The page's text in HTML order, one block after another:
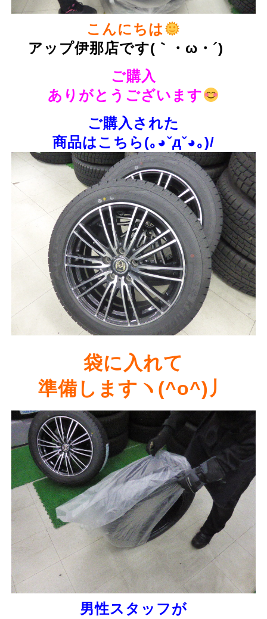
こんにちは
アップ伊那店です(｀・ω・´)ゞ
ご購入
ありがとうございます
ご購入された
商品はこちら(｡◕ˇдˇ​◕｡)/
袋に入れて
準備しますヽ(^o^)丿
男性スタッフが